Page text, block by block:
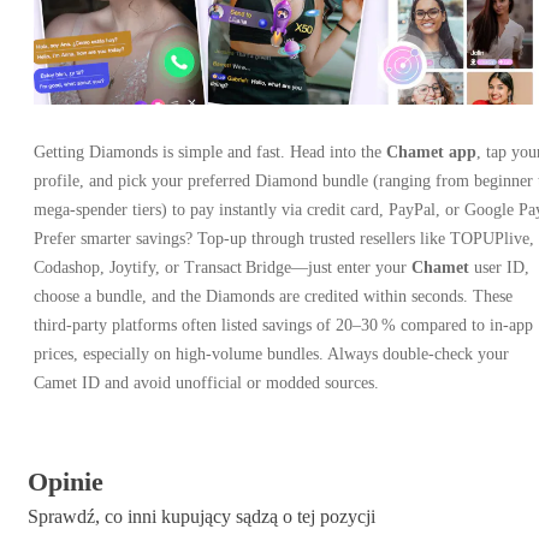
Getting Diamonds is simple and fast. Head into the Chamet app, tap
profile, and pick your preferred Diamond bundle (ranging from beginner
mega‑spender tiers) to pay instantly via credit card, PayPal, or Google
Prefer smarter savings? Top‑up through trusted resellers like TOPUPlive,
Codashop, Joytify, or Transact Bridge—just enter your Chamet user ID,
choose a bundle, and the Diamonds are credited within seconds. These
third‑party platforms often listed savings of 20–30 % compared to in‑app
prices, especially on high‑volume bundles. Always double‑check your
Camet ID and avoid unofficial or modded sources.
Opinie
Sprawdź, co inni kupujący sądzą o tej pozycji